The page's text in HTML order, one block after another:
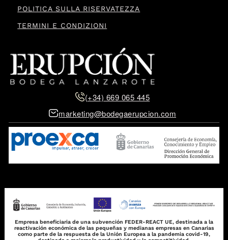
(+34) 669 065 445
marketing@bodegaerupcion.com
POLITICA SULLA RISERVATEZZA
TERMINI E CONDIZIONI
Empresa beneficiaria de una subvención FEDER-REACT UE, destinada a la
reactivación económica de las pequeñas y medianas empresas en Canarias
como parte de la respuesta de la Unión Europea a la pandemia covid-19,